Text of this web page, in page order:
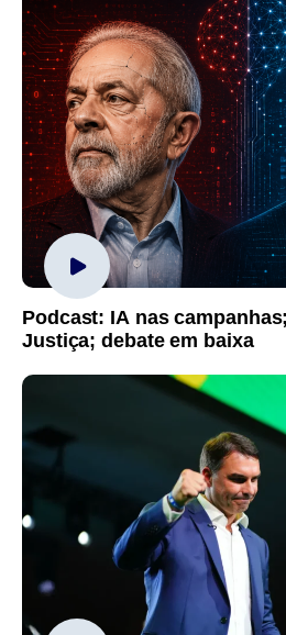
Podcast: IA nas
Justiça; debate em baixa